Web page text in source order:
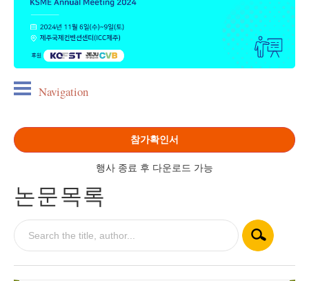
Navigation
참가확인서
행사 종료 후 다운로드 가능
논문목록